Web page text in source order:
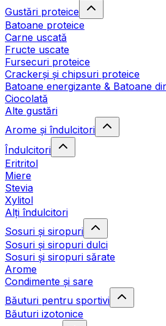
Gustări proteice
Batoane proteice
Carne uscată
Fructe uscate
Fursecuri proteice
Crackerși și chipsuri proteice
Batoane energizante & Batoane
Ciocolată
Alte gustări
Arome și îndulcitori
Îndulcitori
Eritritol
Miere
Stevia
Xylitol
Alți îndulcitori
Sosuri și siropuri
Sosuri și siropuri dulci
Sosuri și siropuri sărate
Arome
Condimente și sare
Băuturi pentru sportivi
Băuturi izotonice